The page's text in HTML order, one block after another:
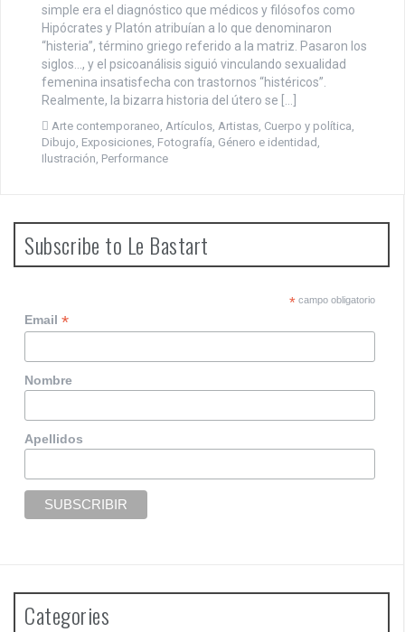
simple era el diagnóstico que médicos y filósofos como
Hipócrates y Platón atribuían a lo que denominaron
“histeria”, término griego referido a la matriz. Pasaron los
siglos…, y el psicoanálisis siguió vinculando sexualidad
femenina insatisfecha con trastornos “histéricos”.
Realmente, la bizarra historia del útero se […]
Arte contemporaneo Artículos Artistas Cuerpo y política
Dibujo Exposiciones Fotografía Género e identidad
Ilustración Performance
Subscribe to Le Bastart
*campo obligatorio
Email*
Nombre
Apellidos
Categories